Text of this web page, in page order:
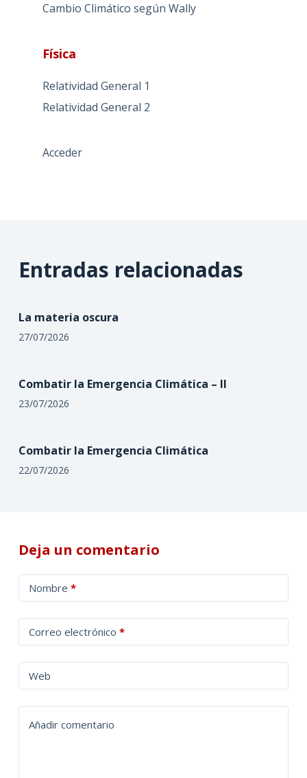
Cambio Climático según Wally
Física
Relatividad General 1
Relatividad General 2
Acceder
Entradas relacionadas
La materia oscura
27/07/2026
Combatir la Emergencia Climática – II
23/07/2026
Combatir la Emergencia Climática
22/07/2026
Deja un comentario
Nombre *
Correo electrónico *
Web
Añadir comentario
l
t
a
t